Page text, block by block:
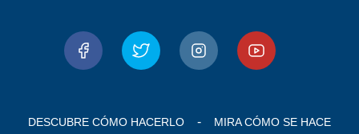
DESCUBRE CÓMO HACERLO MIRA CÓMO SE HACE